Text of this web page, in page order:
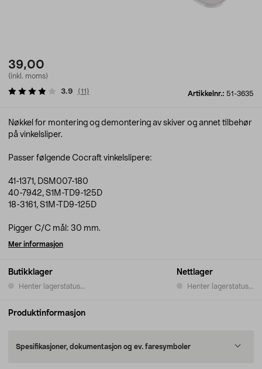
39,00
(inkl. moms)
Artikkelnr.: 51-3635
3.9 (11 )
Butikklager
Henter lagerstatus...
Nettlager
Henter lagerstatus...
Nøkkel for montering og demontering av skiver og annet tilbehør
på vinkelsliper.
Passer følgende Cocraft vinkelslipere:
41-1371, DSM007-180
40-7942, S1M-TD9-125D
18-3161, S1M-TD9-125D
Pigger C/C mål: 30 mm.
Mer informasjon
Produktinformasjon
Spesifikasjoner, dokumentasjon og ev. faresymboler